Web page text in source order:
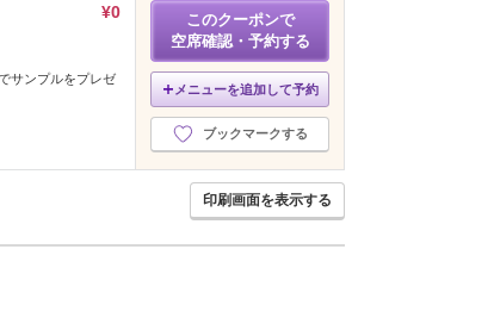
¥0
サンプルをプレゼ
このクーポンで
空席確認・予約する
メニューを追加して予約
ブックマークする
印刷画面を表示する